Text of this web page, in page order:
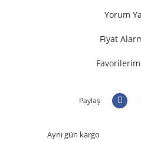
Yorum
Fiyat
Paylaş
Aynı gün kargo